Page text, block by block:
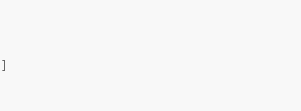
]